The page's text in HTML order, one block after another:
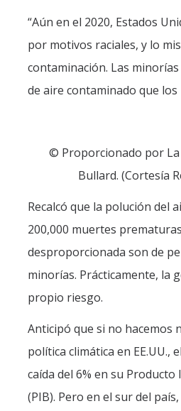
Newsletters
Donate
Gift Administration Details
“Aún en el 2020, Estados
por motivos raciales, y lo
contaminación. Las
de aire contaminado que los
© Proporcionado por
Bullard. (Cortesía
Recalcó que la polución del
200,000 muertes
desproporcionada son de
minorías. Prácticamente, la
propio riesgo.
Anticipó que si no hacemos
política climática en EE.UU.,
caída del 6% en su
(PIB). Pero en el sur del